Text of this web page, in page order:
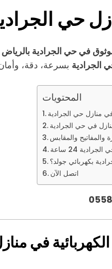
الجرادية
في حي الجرادية بالرياض
الجرادية بسرعة، دقة،
المحتويات
في منازل حي الجرادية
في حي الجرادية
والمفاتيح والمقابس
24 ساعة
بكهربائي جولد؟
اتصل الآن
في